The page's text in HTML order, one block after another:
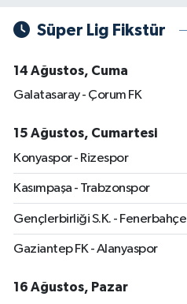
Süper Lig Fikstür
14 Ağustos, Cuma
Galatasaray - Çorum FK
15 Ağustos, Cumartesi
Konyaspor - Rizespor
Kasımpaşa - Trabzonspor
Gençlerbirliği S.K. - Fenerbahçe
Gaziantep FK - Alanyaspor
16 Ağustos, Pazar